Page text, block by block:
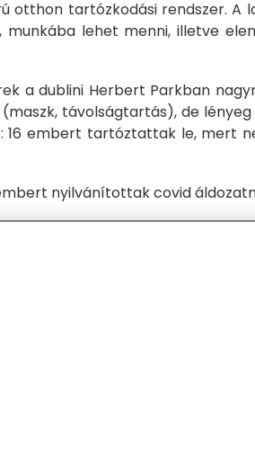
otthon tartózkodási rendszer. A
munkába lehet menni, illetve
a dublini Herbert Parkban
távolságtartás), de
16 embert tartóztattak le, mert
nyilvánítottak covid